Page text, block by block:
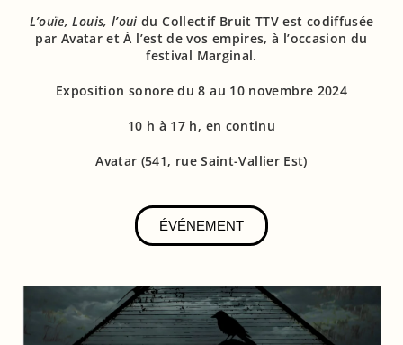
L’ouïe, Louis, l’oui du Collectif Bruit TTV est codiffusée
par Avatar et À l’est de vos empires, à l’occasion du
festival Marginal.
Exposition sonore du 8 au 10 novembre 2024
10 h à 17 h, en continu
Avatar (541, rue Saint-Vallier Est)
ÉVÉNEMENT